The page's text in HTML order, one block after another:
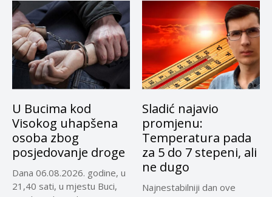
U Bucima kod
Visokog uhapšena
osoba zbog
posjedovanje droge
Dana 06.08.2026. godine, u
21,40 sati, u mjestu Buci,
Sladić najavio
promjenu:
Temperatura pada
za 5 do 7 stepeni, ali
ne dugo
Najnestabilniji dan ove